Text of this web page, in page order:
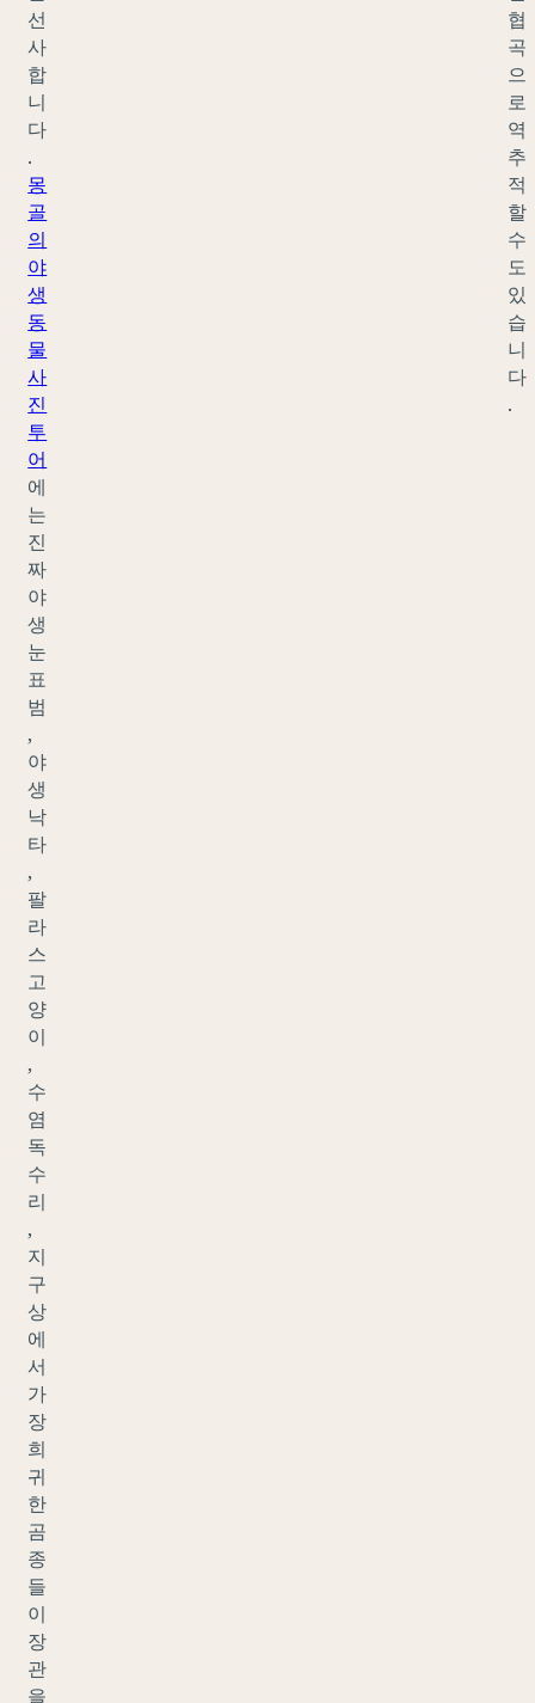
선
사
합
니
다
.
몽
골
의
야
생
동
물
사
진
투
어
에
는
진
짜
야
생
눈
표
범
,
야
생
낙
타
,
팔
라
스
고
양
이
,
수
염
독
수
리
,
지
구
상
에
서
가
장
희
귀
한
곰
종
들
이
장
관
을
협
곡
으
로
역
추
적
할
수
도
있
습
니
다
.